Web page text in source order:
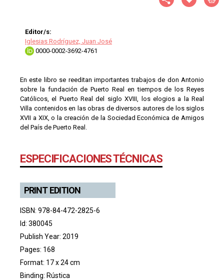
Editor/s:
Iglesias Rodríguez, Juan José
0000-0002-3692-4761
En este libro se reeditan importantes trabajos de don Antonio
sobre la fundación de Puerto Real en tiempos de los Reyes
Católicos, el Puerto Real del siglo XVIII, los elogios a la Real
Villa contenidos en las obras de diversos autores de los siglos
XVII a XIX, o la creación de la Sociedad Económica de Amigos
del País de Puerto Real.
ESPECIFICACIONES TÉCNICAS
PRINT EDITION
ISBN: 978-84-472-2825-6
Id: 380045
Publish Year: 2019
Pages: 168
Format: 17 x 24 cm
Binding: Rústica